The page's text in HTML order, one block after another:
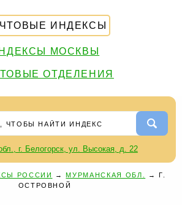
ИНДЕКСЫ
МОСКВЫ
ОТДЕЛЕНИЯ
г. Белогорск, ул. Высокая, д. 22
РОССИИ →МУРМАНСКАЯ ОБЛ. →Г.
ОСТРОВНОЙ